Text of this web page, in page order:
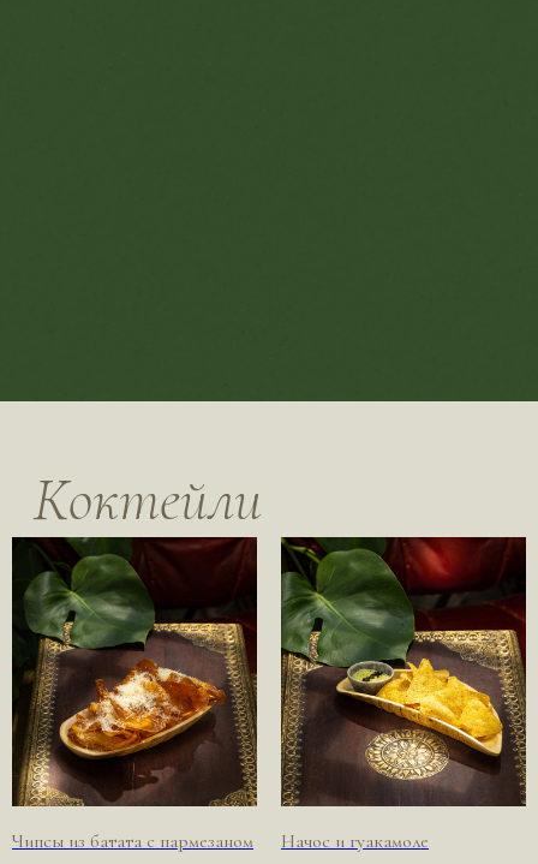
Чипсы из батата с пармезаном Начос и гуакамоле